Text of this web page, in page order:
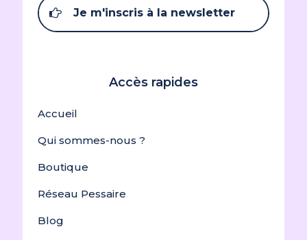
Je m'inscris à la newsletter
Accès rapides
Accueil
Qui sommes-nous ?
Boutique
Réseau Pessaire
Blog